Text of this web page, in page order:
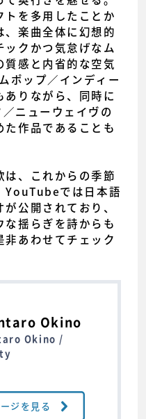
トを多用したことか
、楽曲全体に幻想的
ックかつ気怠げなム
質感と内省的な空気
ポップ／インディー
りながら、同時に
ニューウェイヴの
作品であることも
は、これからの季節
YouTubeでは日本語
公開されており、
揺らぎを詩からも
あわせてチェック
Okino
Okino /
ジを見る